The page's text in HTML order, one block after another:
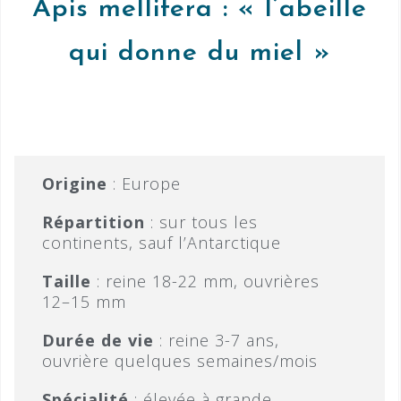
Apis mellifera : « l’abeille
qui donne du miel »​
Origine : Europe
Répartition : sur tous les
continents, sauf l’Antarctique​
Taille : reine 18-22 mm, ouvrières
12–15 mm​
Durée de vie : reine 3-7 ans,
ouvrière quelques semaines/mois​